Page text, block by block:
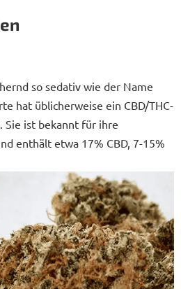
so sedativ wie der Name
hat üblicherweise ein CBD/THC-
Sie ist bekannt für ihre
enthält etwa 17% CBD, 7-15%